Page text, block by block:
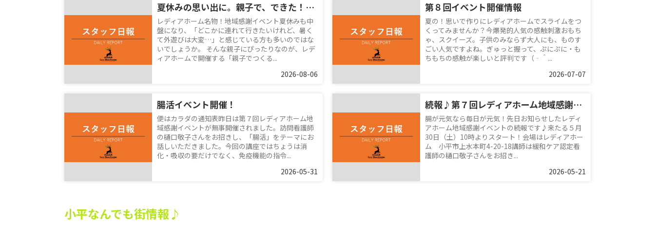
夏休みの思い出に。親子で、できた！を体験♪
レディアホーム名物！地域感謝イベント夏休みも中
盤になり、「どこかに連れて行きたいけれど、暑く
て外遊びは大変…」と感じている方も多いのではな
いでしょうか。 そんな親子にぴったりなのが、レデ
ィアホームで開催する「親子でつくる...
2026-08-06
第８回イベント開催情報
夏の！思いで作りにレディアホームでスライムをつ
くってみませんか？今爆発的人気の感触刺激おもち
ゃ、スクイーズ。子供のみならず大人にも、ものす
ごい人気ですよね。ぎゅっと握って、ぷにぷに・も
ちもちの感触が楽しいと評判です（‐＾...
2026-07-07
腸活イベント開催！
便はカラダの通知表昨日は第７回レディアホーム地
域感謝イベントが無事開催されました。訪問看護師
の樋口敬子さんをお招きし、「腸活」をテーマにお
話しいただきました。今回の講座ではちょうは消
化・吸収の要だけでなく、免疫機能の指令...
2026-05-31
続報♪第７回レディアホーム地域感謝イベント
腸が元気なら毎日が元気！先日お知らせしたレディ
アホーム地域感謝イベントの続報です♪来たる５月
30日（土）10時よりスタート！会場はレディアホー
ム 小平市上水本町4-20-18講師は緩和ケア認定看
護師の樋口敬子さんをお招き...
2026-05-21
小平なんでも街情報♪